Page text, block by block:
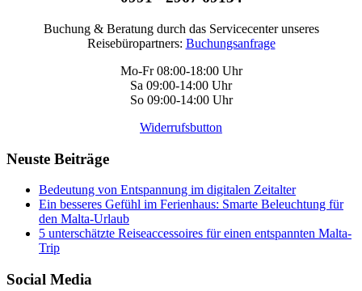
Buchung & Beratung durch das Servicecenter unseres
Reisebüropartners: Buchungsanfrage
Mo-Fr 08:00-18:00 Uhr
Sa 09:00-14:00 Uhr
So 09:00-14:00 Uhr
Widerrufsbutton
Neuste Beiträge
Bedeutung von Entspannung im digitalen Zeitalter
Ein besseres Gefühl im Ferienhaus: Smarte Beleuchtung für
den Malta-Urlaub
5 unterschätzte Reiseaccessoires für einen entspannten Malta-
Trip
Social Media